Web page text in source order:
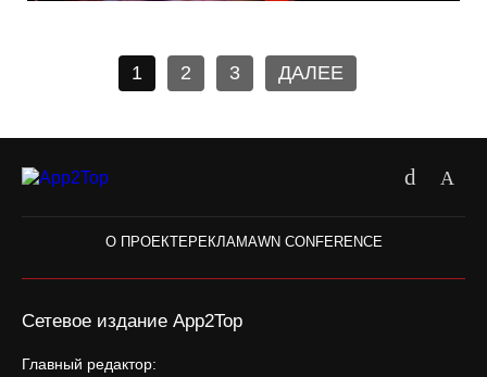
1 2 3 ДАЛЕЕ
О ПРОЕКТЕРЕКЛАМАWN CONFERENCE
Сетевое издание App2Top
Главный редактор: